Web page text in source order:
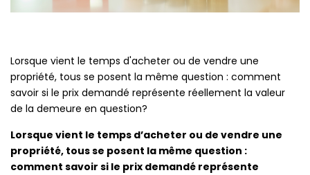
Lorsque vient le temps d'acheter ou de vendre une
propriété, tous se posent la même question : comment
savoir si le prix demandé représente réellement la valeur
de la demeure en question?
Lorsque vient le temps d’acheter ou de vendre une
propriété, tous se posent la même question :
comment savoir si le prix demandé représente